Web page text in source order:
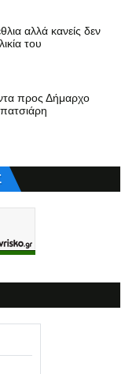
αλλά κανείς δεν
του
προς Δήμαρχο